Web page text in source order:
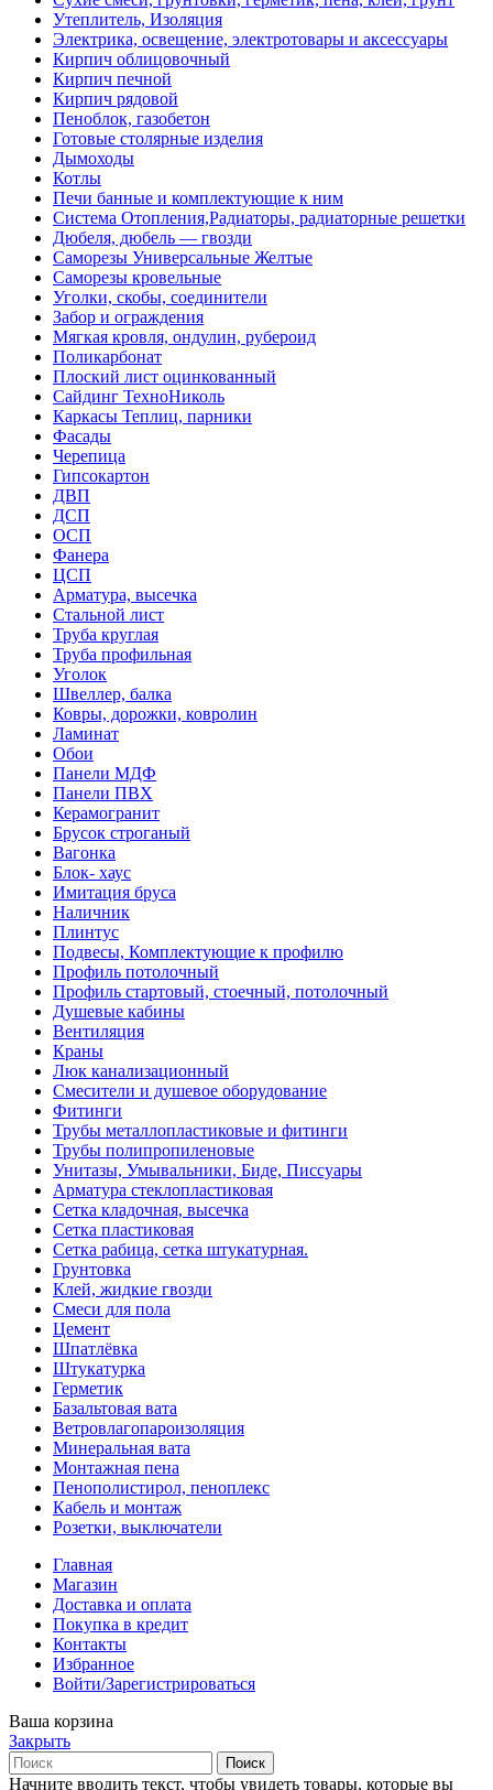
Утеплитель, Изоляция
Электрика, освещение, электротовары и аксессуары
Кирпич облицовочный
Кирпич печной
Кирпич рядовой
Пеноблок, газобетон
Готовые столярные изделия
Дымоходы
Котлы
Печи банные и комплектующие к ним
Система Отопления,Радиаторы, радиаторные решетки
Дюбеля, дюбель — гвозди
Саморезы Универсальные Желтые
Саморезы кровельные
Уголки, скобы, соединители
Забор и ограждения
Мягкая кровля, ондулин, рубероид
Поликарбонат
Плоский лист оцинкованный
Сайдинг ТехноНиколь
Каркасы Теплиц, парники
Фасады
Черепица
Гипсокартон
ДВП
ДСП
ОСП
Фанера
ЦСП
Арматура, высечка
Стальной лист
Труба круглая
Труба профильная
Уголок
Швеллер, балка
Ковры, дорожки, ковролин
Ламинат
Обои
Панели МДФ
Панели ПВХ
Керамогранит
Брусок строганый
Вагонка
Блок- хаус
Имитация бруса
Наличник
Плинтус
Подвесы, Комплектующие к профилю
Профиль потолочный
Профиль стартовый, стоечный, потолочный
Душевые кабины
Вентиляция
Краны
Люк канализационный
Смесители и душевое оборудование
Фитинги
Трубы металлопластиковые и фитинги
Трубы полипропиленовые
Унитазы, Умывальники, Биде, Писсуары
Арматура стеклопластиковая
Сетка кладочная, высечка
Сетка пластиковая
Сетка рабица, сетка штукатурная.
Грунтовка
Клей, жидкие гвозди
Смеси для пола
Цемент
Шпатлёвка
Штукатурка
Герметик
Базальтовая вата
Ветровлагопароизоляция
Минеральная вата
Монтажная пена
Пенополистирол, пеноплекс
Кабель и монтаж
Розетки, выключатели
Главная
Магазин
Доставка и оплата
Покупка в кредит
Контакты
Избранное
Войти/Зарегистрироваться
Ваша корзина
Закрыть
Поиск
Начните вводить текст, чтобы увидеть товары, которые вы